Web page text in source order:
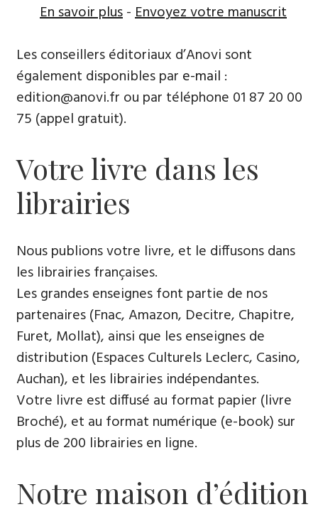
En savoir plus-Envoyez votre manuscrit
Les conseillers éditoriaux d’Anovi sont
également disponibles par e-mail :
edition@anovi.fr ou par téléphone ​​0​1 87 20 00
75 (appel gratuit).
Votre livre dans les
librairies
Nous publions votre livre, et le diffusons dans
les librairies françaises​.
Les grandes enseignes font partie de nos
partenaires (Fnac, Amazon, Decitre, Chapitre,
Furet, Mollat), ainsi que les enseignes de
distribution (Espaces Culturels Leclerc, Casino,
Auchan), et les librairies indépendantes.
Votre livre est diffusé au format papier (livre
Broché), et au format numérique (e-book) sur
plus de 200 librairies en ligne.
Notre maison d’édition